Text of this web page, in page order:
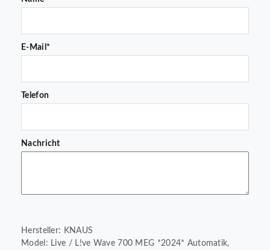
E-Mail*
Telefon
Nachricht
Hersteller: KNAUS
Model: Live / L!ve Wave 700 MEG *2024* Automatik,